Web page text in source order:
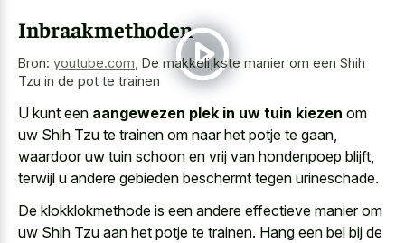
Inbraakmethoden
Bron: youtube.com, De makkelijkste manier om een Shih
Tzu in de pot te trainen
U kunt een aangewezen plek in uw tuin kiezen om
uw Shih Tzu te trainen om naar het potje te gaan,
waardoor uw tuin schoon en vrij van hondenpoep blijft,
terwijl u andere gebieden beschermt tegen urineschade.
De klokklokmethode is een andere effectieve manier om
uw Shih Tzu aan het potje te trainen. Hang een bel bij de